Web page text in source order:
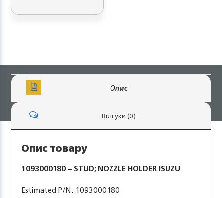
Опис
Відгуки (0)
Опис товару
1093000180 – STUD; NOZZLE HOLDER ISUZU
Estimated P/N: 1093000180